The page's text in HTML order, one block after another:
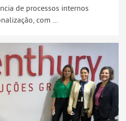
de processos internos
com ...